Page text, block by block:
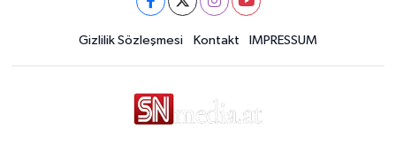
Gizlilik Sözleşmesi Kontakt IMPRESSUM